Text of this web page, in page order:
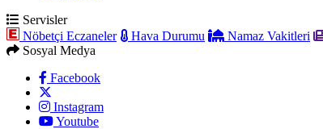
Servisler
Nöbetçi Eczaneler
Hava Durumu Namaz Vakitleri
Sosyal Medya
Facebook
Instagram
Youtube